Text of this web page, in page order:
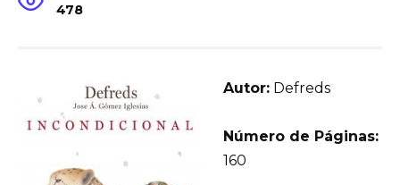
478
Autor: Defreds
Número de Páginas:
160